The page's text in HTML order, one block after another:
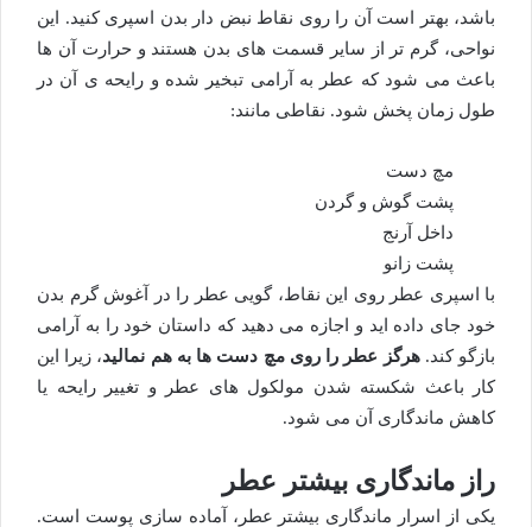
باشد، بهتر است آن را روی نقاط نبض دار بدن اسپری کنید. این
نواحی، گرم تر از سایر قسمت های بدن هستند و حرارت آن ها
باعث می شود که عطر به آرامی تبخیر شده و رایحه ی آن در
طول زمان پخش شود. نقاطی مانند:
مچ دست
پشت گوش و گردن
داخل آرنج
پشت زانو
با اسپری عطر روی این نقاط، گویی عطر را در آغوش گرم بدن
خود جای داده اید و اجازه می دهید که داستان خود را به آرامی
بازگو کند.هرگز عطر را روی مچ دست ها به هم نمالید، زیرا این
کار باعث شکسته شدن مولکول های عطر و تغییر رایحه یا
کاهش ماندگاری آن می شود.
راز ماندگاری بیشتر عطر
یکی از اسرار ماندگاری بیشتر عطر، آماده سازی پوست است.